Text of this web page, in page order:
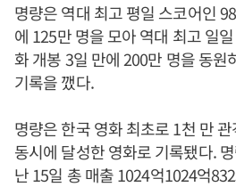
명량은 역대 최고 평일 스코어인
에 125만 명을 모아 역대 최고 일
화 개봉 3일 만에 200만 명을 동원
기록을 깼다.
명량은 한국 영화 최초로 1천 만
동시에 달성한 영화로 기록됐다.
난 15일 총 매출 1024억1024억